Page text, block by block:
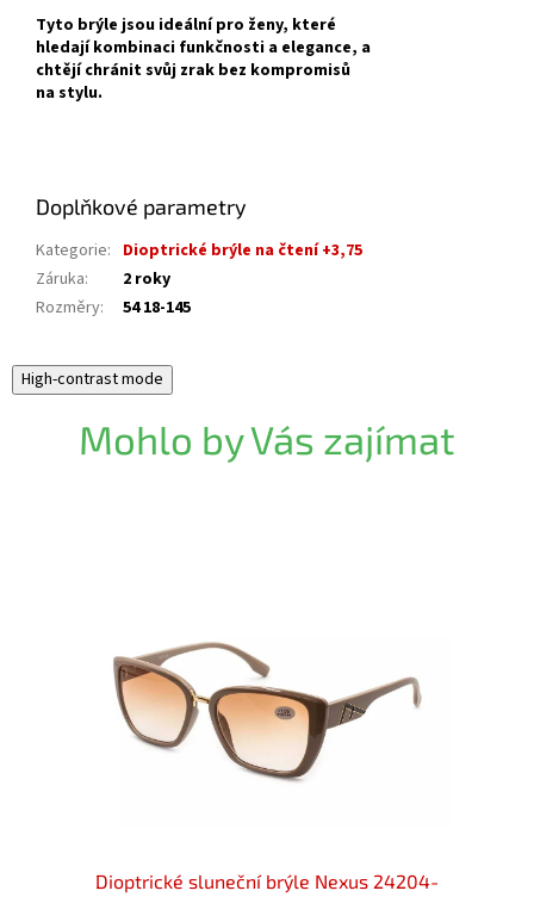
Tyto brýle jsou ideální pro ženy, které
hledají kombinaci funkčnosti a elegance, a
chtějí chránit svůj zrak bez kompromisů
na stylu.
Doplňkové parametry
Kategorie: Dioptrické brýle na čtení +3,75
Záruka:
2 roky
Rozměry: 54 18-145
High-contrast mode
Mohlo by Vás zajímat
Dioptrické sluneční brýle Nexus 24204-